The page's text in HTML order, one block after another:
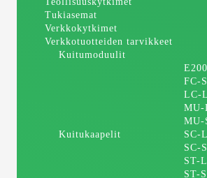
Tukiasemat
Verkkokytkimet
Verkkotuotteiden tarvikkeet
Kuitumoduulit
Kuitukaapelit
FC-
LC-
MU-
MU-
SC-
SC-
ST-
ST-